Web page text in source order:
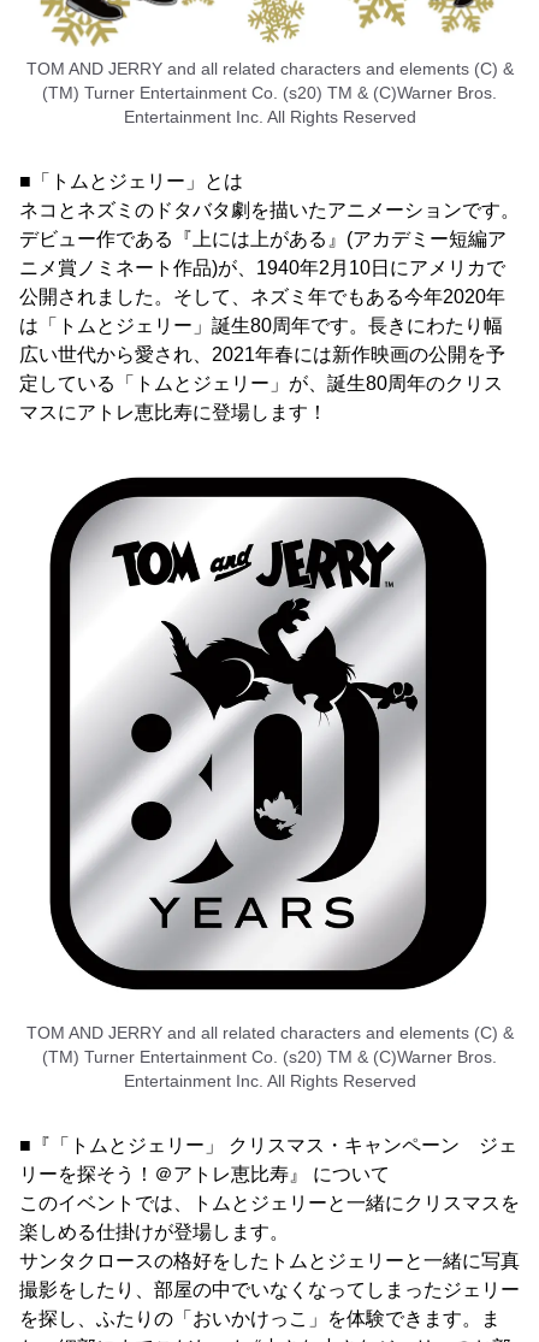
TOM AND JERRY and all related characters and elements (C) &
(TM) Turner Entertainment Co. (s20) TM & (C)Warner Bros.
Entertainment Inc. All Rights Reserved
■「トムとジェリー」とは
ネコとネズミのドタバタ劇を描いたアニメーションです。
デビュー作である『上には上がある』(アカデミー短編ア
ニメ賞ノミネート作品)が、1940年2月10日にアメリカで
公開されました。そして、ネズミ年でもある今年2020年
は「トムとジェリー」誕生80周年です。長きにわたり幅
広い世代から愛され、2021年春には新作映画の公開を予
定している「トムとジェリー」が、誕生80周年のクリス
マスにアトレ恵比寿に登場します！
TOM AND JERRY and all related characters and elements (C) &
(TM) Turner Entertainment Co. (s20) TM & (C)Warner Bros.
Entertainment Inc. All Rights Reserved
■『「トムとジェリー」 クリスマス・キャンペーン ジェ
リーを探そう！＠アトレ恵比寿』 について
このイベントでは、トムとジェリーと一緒にクリスマスを
楽しめる仕掛けが登場します。
サンタクロースの格好をしたトムとジェリーと一緒に写真
撮影をしたり、部屋の中でいなくなってしまったジェリー
を探し、ふたりの「おいかけっこ」を体験できます。ま